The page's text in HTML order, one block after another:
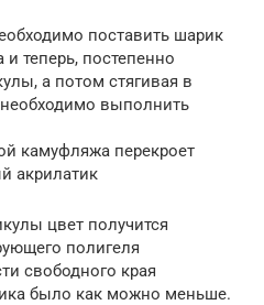
поставить шарик
теперь, постепенно
а потом стягивая в
необходимо выполнить
камуфляжа перекроет
акрилатик
цвет получится
полигеля
свободного края
было как можно меньше.